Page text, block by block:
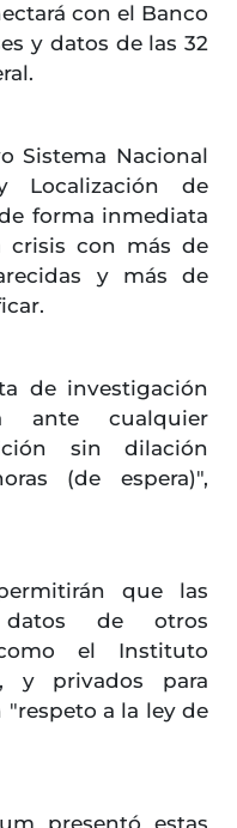
con el Banco
y datos de las 32
Sistema Nacional
Localización de
forma inmediata
crisis con más de
y más de
de investigación
ante cualquier
sin dilación
(de espera)",
que las
de otros
el Instituto
y privados para
"respeto a la ley de